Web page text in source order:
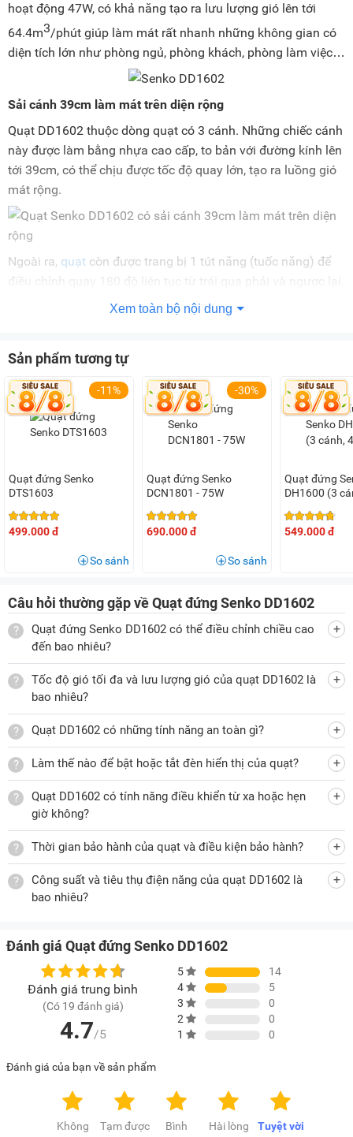
hoạt động 47W, có khả năng tạo ra lưu lượng gió lên tới
64.4m3/phút giúp làm mát rất nhanh những không gian có
diện tích lớn như phòng ngủ, phòng khách, phòng làm việc…
Sải cánh 39cm làm mát trên diện rộng
Quạt DD1602 thuộc dòng quạt có 3 cánh. Những chiếc cánh
này được làm bằng nhựa cao cấp, to bản với đường kính lên
tới 39cm, có thể chịu được tốc độ quay lớn, tạo ra luồng gió
mát rộng.
Ngoài ra, quạt còn được trang bị 1 tút năng (tuốc năng) để
Nhờ đó, máy có khả năng làm mát không gian lớn hoặc
trung bình, cao) kết hợp với 1 chế độ gió thường thổi ra đều
đặn đáp ứng nhiều nhu cầu sử dụng khác nhau.
Thay đổi chiều cao quạt từ 98 - 117cm
được độ cao tối thiểu là 98cm và chiều cao là 117cm, sao
Bảng điều nút bấm dễ sử dụng, có đèn hiển thị khi hoạt
Cách sử dụng quạt đứng Senko DD1602 rất đơn giản, phù
hợp với cả người lớn tuổi. Trên bảng điều khiển của quạt
gồm các nút:
Nút điều chỉnh tốc độ (1, 2, 3)
Bật/tắt đèn (LAMP)
Nút bật/tắt (ON/OFF)
Ngoài ra, quạt còn có đèn giúp cho bạn và người thân trong
gia đình có thể xác định được vị trí quạt khi tắt đèn điện
trong phòng.
Đảm bảo an toàn trong quá trình sử dụng
DD1602 là một trong số những model quạt đứng Senko
được trang bị đầy đủ các tính năng đảm bảo an toàn cho
của thiết bị này gồm:
Lồng quạt có khe hở nan quạt nhỏ, ngón tay người không
thể chạm vào cánh quạt.
Người sử dụng không chạm được vào bộ phận mang điện
bên trong quạt.
Có cầu chì bảo vệ chống cháy khi cánh quạt bị hãm, trong
Quạt đủ độ ổn định (nghiêng 10 độ không ngã quạt).
Công tắc, các phần bảo vệ mối nối dây làm bằng chất liệu
Xem toàn bộ nội dung
Sản phẩm tương tự
-11%
Quạt đứng Senko
DTS1603
499.000 đ
So sánh
-30%
Quạt đứng Senko
DCN1801 - 75W
690.000 đ
So sánh
Quạt đứng
DH1600 (3
549.000 đ
Câu hỏi thường gặp về Quạt đứng Senko DD1602
Quạt đứng Senko DD1602 có thể điều chỉnh chiều cao
đến bao nhiêu?
Tốc độ gió tối đa và lưu lượng gió của quạt DD1602 là
bao nhiêu?
Quạt DD1602 có những tính năng an toàn gì?
Làm thế nào để bật hoặc tắt đèn hiển thị của quạt?
Quạt DD1602 có tính năng điều khiển từ xa hoặc hẹn
giờ không?
Thời gian bảo hành của quạt và điều kiện bảo hành?
Công suất và tiêu thụ điện năng của quạt DD1602 là
bao nhiêu?
Đánh giá Quạt đứng Senko DD1602
Đánh giá trung bình
(Có 19 đánh giá)
4.7/5
5
14
4
5
3
0
2
0
1
0
Đánh giá của bạn về sản phẩm
Tuyệt vời
Hài lòng
Bình
Tạm được
Không